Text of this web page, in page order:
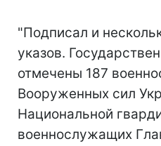
"Подписал и
указов.
отмечены 187
Вооруженных сил
Национальной
военнослужащих